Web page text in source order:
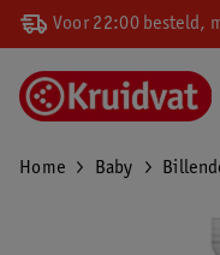
Voor 22:00 besteld,
Home Baby